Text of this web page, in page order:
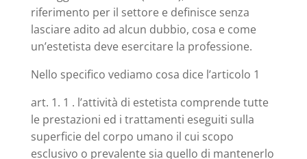
riferimento per il settore e definisce senza
lasciare adito ad alcun dubbio, cosa e come
un’estetista deve esercitare la professione.
Nello specifico vediamo cosa dice l’articolo 1
art. 1. 1 . l’attività di estetista comprende tutte
le prestazioni ed i trattamenti eseguiti sulla
superficie del corpo umano il cui scopo
esclusivo o prevalente sia quello di mantenerlo